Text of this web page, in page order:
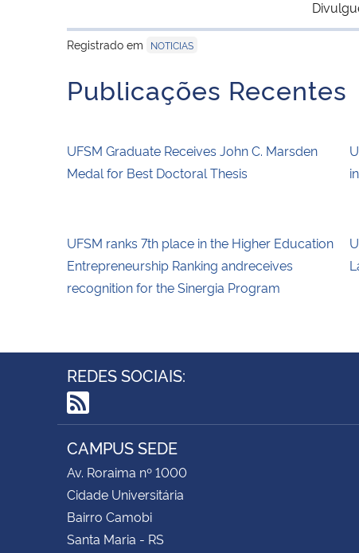
Registrado em
NOTICIAS
Publicações Recentes
UFSM Graduate Receives John C. Marsden
Medal for Best Doctoral Thesis
UFSM ranks 7th place in the Higher Education
Entrepreneurship Ranking andreceives
recognition for the Sinergia Program
REDES SOCIAIS:
RSS
CAMPUS SEDE
Av. Roraima nº 1000
Cidade Universitária
Bairro Camobi
Santa Maria - RS